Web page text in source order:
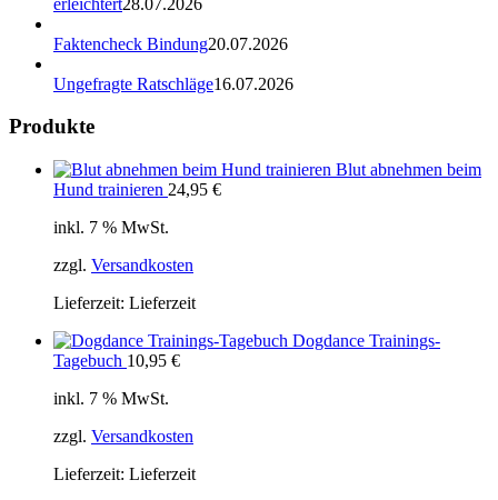
Faktencheck Bindung20.07.2026
Ungefragte Ratschläge16.07.2026
Produkte
Blut abnehmen beim
Hund trainieren 24,95 €
inkl. 7 % MwSt.
zzgl. Versandkosten
Lieferzeit: Lieferzeit
Dogdance Trainings-
Tagebuch 10,95 €
inkl. 7 % MwSt.
zzgl. Versandkosten
Lieferzeit: Lieferzeit